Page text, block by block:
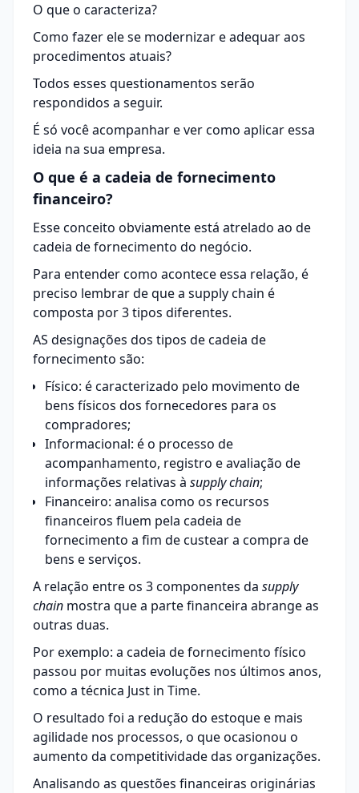
O que o caracteriza?
Como fazer ele se modernizar e adequar aos
procedimentos atuais?
Todos esses questionamentos serão
respondidos a seguir.
É só você acompanhar e ver como aplicar essa
ideia na sua empresa.
O que é a cadeia de fornecimento
financeiro?
Esse conceito obviamente está atrelado ao de
cadeia de fornecimento do negócio.
Para entender como acontece essa relação, é
preciso lembrar de que a supply chain é
composta por 3 tipos diferentes.
AS designações dos tipos de cadeia de
fornecimento são:
Físico: é caracterizado pelo movimento de
bens físicos dos fornecedores para os
compradores;
Informacional: é o processo de
acompanhamento, registro e avaliação de
informações relativas à supply chain;
Financeiro: analisa como os recursos
financeiros fluem pela cadeia de
fornecimento a fim de custear a compra de
bens e serviços.
A relação entre os 3 componentes da supply
chain mostra que a parte financeira abrange as
outras duas.
Por exemplo: a cadeia de fornecimento físico
passou por muitas evoluções nos últimos anos,
como a técnica Just in Time.
O resultado foi a redução do estoque e mais
agilidade nos processos, o que ocasionou o
aumento da competitividade das organizações.
Analisando as questões financeiras originárias